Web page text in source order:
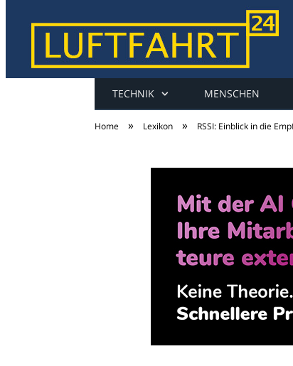
luftfahrt24
TECHNIK MENSCHEN
Home » Lexikon » RSSI: Einblick in die